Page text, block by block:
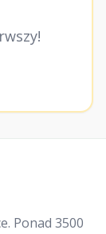
Ponad 3500